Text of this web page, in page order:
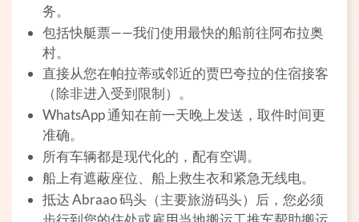
务。
包括快艇票——我们使用最快的船前往阿布拉奥
村。
直接从您在帕拉蒂或邻近的贾巴夸拉的住宿接客
（除非进入受到限制）。
WhatsApp 通知在前一天晚上发送，取件时间更
准确。
所有车辆都是现代化的，配有空调。
船上有遮蔽座位、船上救生衣和紧急无线电。
抵达 Abraao 码头（主要旅游码头）后，您必须